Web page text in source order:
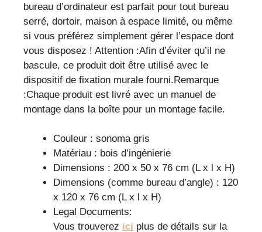
bureau d’ordinateur est parfait pour tout bureau
serré, dortoir, maison à espace limité, ou même
si vous préférez simplement gérer l’espace dont
vous disposez ! Attention :Afin d’éviter qu’il ne
bascule, ce produit doit être utilisé avec le
dispositif de fixation murale fourni.Remarque
:Chaque produit est livré avec un manuel de
montage dans la boîte pour un montage facile.
Couleur : sonoma gris
Matériau : bois d’ingénierie
Dimensions : 200 x 50 x 76 cm (L x l x H)
Dimensions (comme bureau d’angle) : 120
x 120 x 76 cm (L x l x H)
Legal Documents:
Vous trouverez ici plus de détails sur la